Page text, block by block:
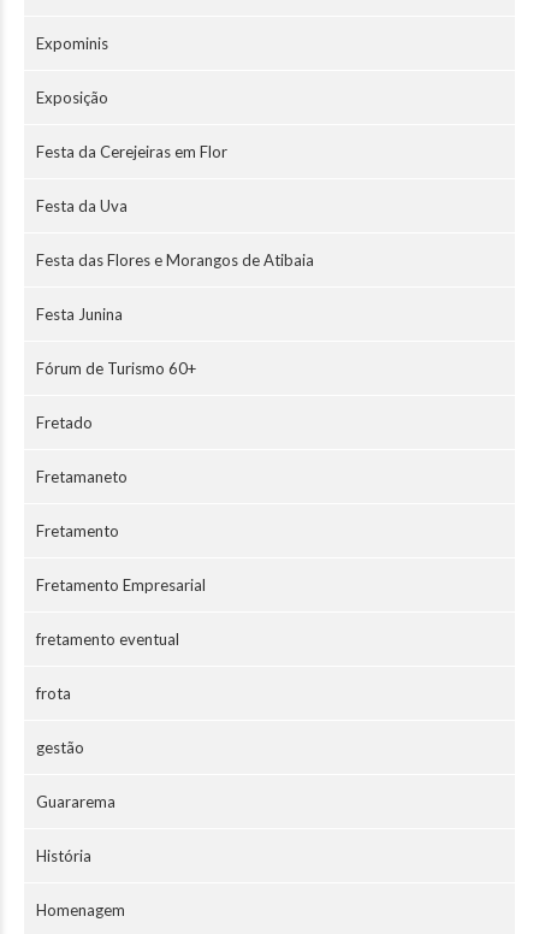
Expominis
Exposição
Festa da Cerejeiras em Flor
Festa da Uva
Festa das Flores e Morangos de Atibaia
Festa Junina
Fórum de Turismo 60+
Fretado
Fretamaneto
Fretamento
Fretamento Empresarial
fretamento eventual
frota
gestão
Guararema
História
Homenagem